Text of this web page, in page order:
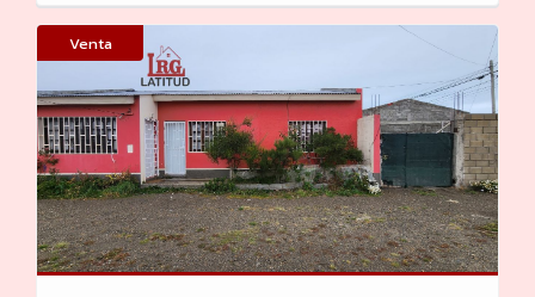
Venta